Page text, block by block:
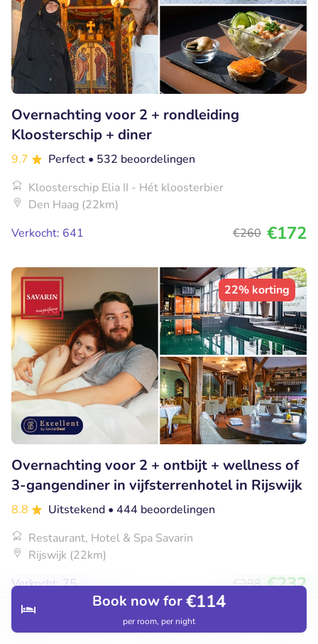
Restaurants
Book now for€114
per room, per night
Overnachting voor 2 + rondleiding
Kloosterschip + diner
9.7 Perfect • 532 beoordelingen
Kloosterschip Elia II - Hét kloosterbier
Den Haag (22km)
Verkocht: 641
€260 €172
22% korting
Overnachting voor 2 + ontbijt + wellness of
3-gangendiner in vijfsterrenhotel in Rijswijk
8.8 Uitstekend • 444 beoordelingen
Restaurant, Hotel & Spa Savarin
Rijswijk (22km)
Verkocht: 75
€298 €232